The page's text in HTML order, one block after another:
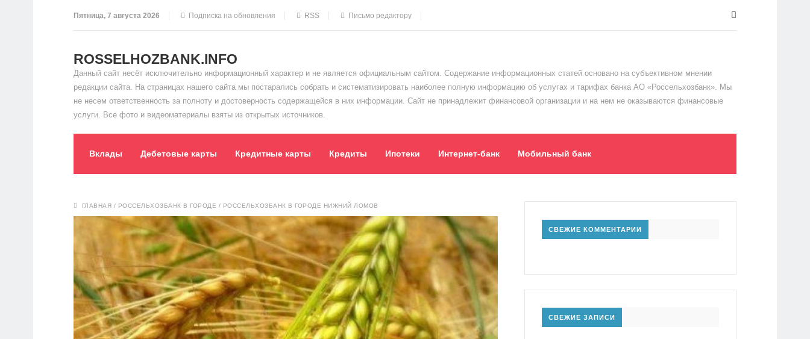
Пятница, 7 августа 2026 Подписка на обновления RSS Письмо редактору
ROSSELHOZBANK.INFO
Данный сайт несёт исключительно информационный характер и не является официальным сайтом. Содержание информационных статей основано на субъективном мнении
редакции сайта. На страницах нашего сайта мы постарались собрать и систематизировать наиболее полную информацию об услугах и тарифах банка АО «Россельхозбанк». Мы
не несем ответственность за полноту и достоверность содержащейся в них информации. Сайт не принадлежит финансовой организации и на нем не оказываются финансовые
услуги. Все фото и видеоматериалы взяты из открытых источников.
Вклады Дебетовые карты Кредитные карты Кредиты Ипотеки Интернет-банк Мобильный банк
ГЛАВНАЯ / РОССЕЛЬХОЗБАНК В ГОРОДЕ / РОССЕЛЬХОЗБАНК В ГОРОДЕ НИЖНИЙ ЛОМОВ
СВЕЖИЕ КОММЕНТАРИИ
СВЕЖИЕ ЗАПИСИ